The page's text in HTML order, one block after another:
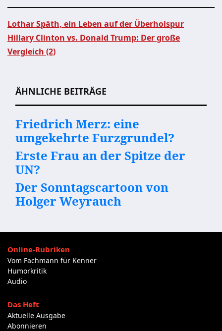
Beitragsnavigation
Lothar Späth, ein Leben auf der Überholspur
Hillary Clinton vs. Donald Trump: Der große
Vergleich (2)
ÄHNLICHE BEITRÄGE
Friedrich Merz: eine
umgekehrte Furzgrundel?
Erste Frau an der Spitze der
UN?
Der Sonntagscartoon von
Holger Weyrauch
Online-Rubriken
Vom Fachmann für Kenner
Humorkritik
Audio
Das Heft
Aktuelle Ausgabe
Abonnieren